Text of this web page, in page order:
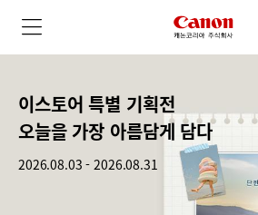
캐
코
리
아
메
뉴
2026 셀피 액세서리
25% 할인 이벤트
2026.01.01 - 2026.12.31
이스토어 특별 기획전
오늘을 가장 아름담게 담다
2026.08.03 - 2026.08.31
2026 캐논 여름 프로모션
여름의 완성, 캐논
2026.07.01 - 2026.08.31
RF20-50mm F4 L IS USM PZ
출시 기념 정품등록 프로모션
2026.06.18 - 2026.08.31
EOS R6 V
출시기념 프로모션
2026.06.18 - 2026.08.31
安心에 진심을 더하다,
캐논 안심플러스
2026.04.20 - 2026.12.31
2026 셀피 액세서리
25% 할인 이벤트
2026.01.01 - 2026.12.31
이스토어 특별 기획전
오늘을 가장 아름담게 담다
2026.08.03 - 2026.08.31